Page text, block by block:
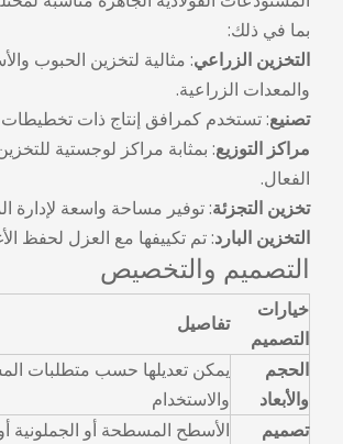
بما في ذلك:
التخزين الزراعي: مثالية لتخزين الحبوب
والمعدات الزراعية.
تصنيع: تستخدم كمرافق إنتاج ذات
مراكز التوزيع: بمثابة مراكز لوجستية
الفعال.
تخزين التجزئة: توفير مساحة واسعة لإدارة
التخزين البارد: تم تكييفها مع العزل لحفظ
التصميم والتخصيص
خيارات
التصميم
تفاصيل
الحجم
والأبعاد
يمكن تعديلها حسب متطلبات
والاستخدام
تصميم
الأسطح المسطحة أو الجملونية